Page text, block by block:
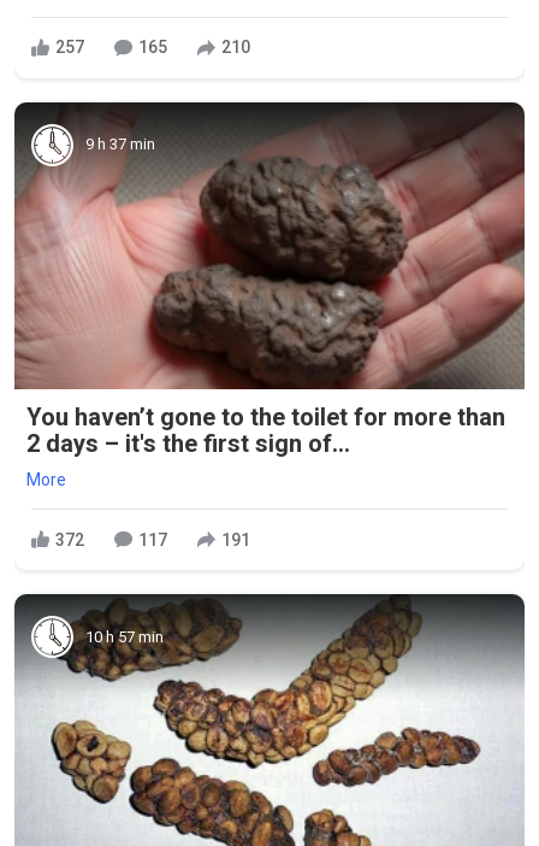
257 165 210
9 h 37 min
You haven’t gone to the toilet for more than
2 days – it's the first sign of...
More
372 117 191
10 h 57 min